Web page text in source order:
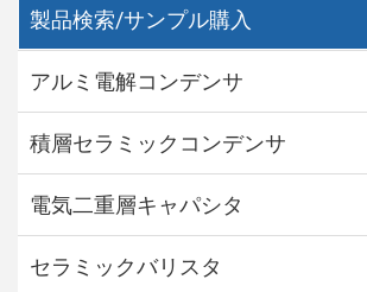
製品検索/サンプル購入
アルミ電解コンデンサ
積層セラミックコンデンサ
電気二重層キャパシタ
セラミックバリスタ